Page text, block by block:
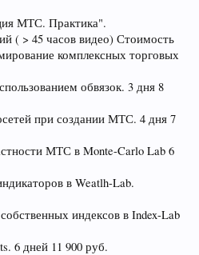
МТС. Практика".
( > 45 часов видео) Стоимость
комплексных торговых
обвязок. 3 дня 8
при создании МТС. 4 дня 7
МТС в Monte-Carlo Lab 6
в Weatlh-Lab.
индексов в Index-Lab
6 дней 11 900 руб.